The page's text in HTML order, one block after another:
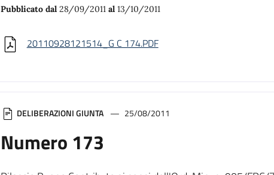
Pubblicato dal 28/09/2011 al13/10/2011
20110928121514_G C 174.PDF
DELIBERAZIONI GIUNTA 25/08/2011
Numero 173